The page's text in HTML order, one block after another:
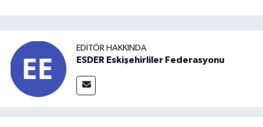
EDITÖR HAKKINDA
ESDER Eskişehirliler Federasyonu